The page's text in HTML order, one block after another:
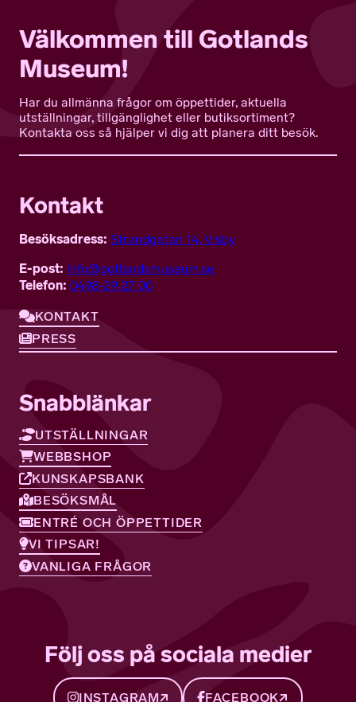
Välkommen till Gotlands
Museum!
Har du allmänna frågor om öppettider, aktuella
utställningar, tillgänglighet eller butiksortiment?
Kontakta oss så hjälper vi dig att planera ditt besök.
Kontakt
Besöksadress: Strandgatan 14, Visby
E-post: info@gotlandsmuseum.se
Telefon: 0498-29 27 00
KONTAKT
PRESS
Snabblänkar
UTSTÄLLNINGAR
WEBBSHOP
KUNSKAPSBANK
BESÖKSMÅL
ENTRÉ OCH ÖPPETTIDER
VI TIPSAR!
VANLIGA FRÅGOR
Följ oss på sociala medier
INSTAGRAM FACEBOOK